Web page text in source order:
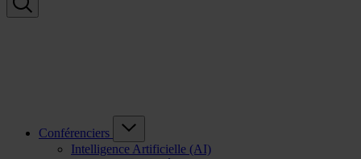
Conférenciers
Intelligence Artificielle (AI)